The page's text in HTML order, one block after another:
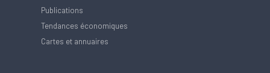
Publications
Tendances économiques
Cartes et annuaires